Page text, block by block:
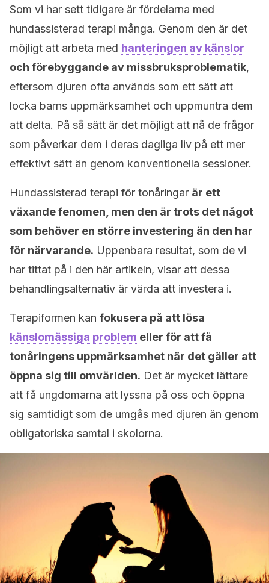
Som vi har sett tidigare är fördelarna med
hundassisterad terapi många. Genom den är det
möjligt att arbeta med hanteringen av känslor
och förebyggande av missbruksproblematik,
eftersom djuren ofta används som ett sätt att
locka barns uppmärksamhet och uppmuntra dem
att delta. På så sätt är det möjligt att nå de frågor
som påverkar dem i deras dagliga liv på ett mer
effektivt sätt än genom konventionella sessioner.
Hundassisterad terapi för tonåringar är ett
växande fenomen, men den är trots det något
som behöver en större investering än den har
för närvarande. Uppenbara resultat, som de vi
har tittat på i den här artikeln, visar att dessa
behandlingsalternativ är värda att investera i.
Terapiformen kan fokusera på att lösa
känslomässiga problem eller för att få
tonåringens uppmärksamhet när det gäller att
öppna sig till omvärlden. Det är mycket lättare
att få ungdomarna att lyssna på oss och öppna
sig samtidigt som de umgås med djuren än genom
obligatoriska samtal i skolorna.